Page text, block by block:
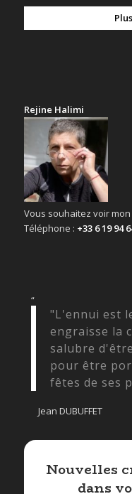
Rejine Halimi
Vous souhaitez voir
Téléphone : +33 6 19 94
“
"L'ennui est
engraisse la
salubre
pour être
fêtes de ses
Jean DUBUFFET
Nouvelles
dans